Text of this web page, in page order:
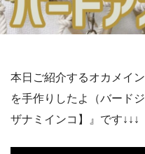
本日ご紹介するオカメイ
を手作りしたよ（バード
ザナミインコ】』です↓↓↓